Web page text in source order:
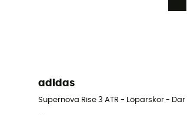
adidas
Supernova Rise 3 ATR - Löparskor - Dam